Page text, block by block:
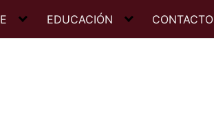
EDUCACIÓN CONTACTO